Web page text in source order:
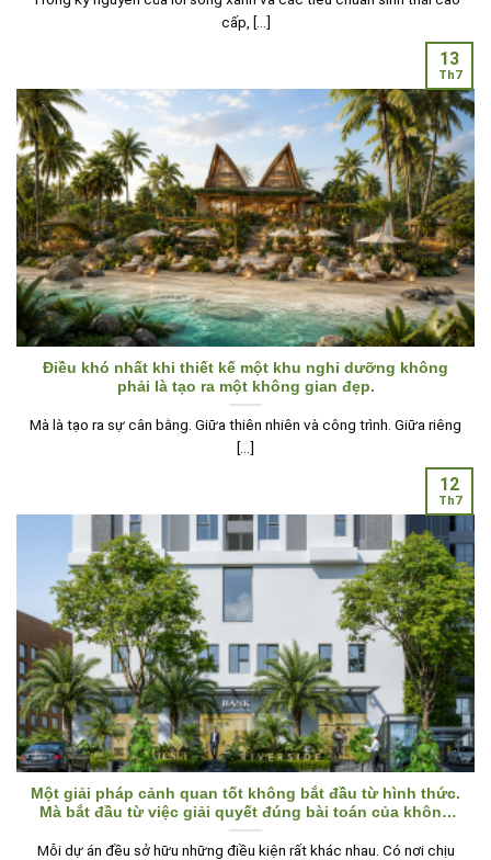
cấp, [...]
Điều khó nhất khi thiết kế một khu nghỉ dưỡng không
phải là tạo ra một không gian đẹp.
Mà là tạo ra sự cân bằng. Giữa thiên nhiên và công trình. Giữa riêng
[...]
13
Th7
Một giải pháp cảnh quan tốt không bắt đầu từ hình thức.
Mà bắt đầu từ việc giải quyết đúng bài toán của không
gian.
Mỗi dự án đều sở hữu những điều kiện rất khác nhau. Có nơi chịu
12
Th7